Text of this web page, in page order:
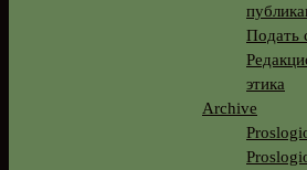
Подать
этика
Archive